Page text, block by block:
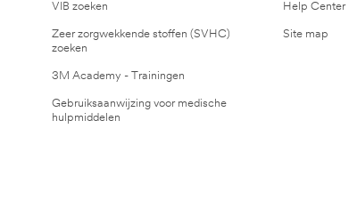
VIB zoeken
Zeer zorgwekkende stoffen (SVHC)
zoeken
3M Academy - Trainingen
Gebruiksaanwijzing voor medische
hulpmiddelen
Help Center
Site map